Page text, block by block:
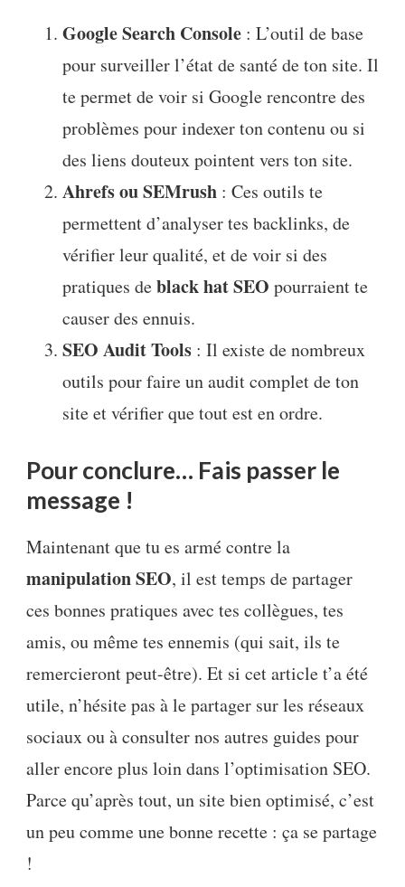
Google Search Console : L’outil de base
pour surveiller l’état de santé de ton site. Il
te permet de voir si Google rencontre des
problèmes pour indexer ton contenu ou si
des liens douteux pointent vers ton site.
Ahrefs ou SEMrush : Ces outils te
permettent d’analyser tes backlinks, de
vérifier leur qualité, et de voir si des
pratiques deblack hat SEO pourraient te
causer des ennuis.
SEO Audit Tools : Il existe de nombreux
outils pour faire un audit complet de ton
site et vérifier que tout est en ordre.
Pour conclure… Fais passer le
message !
Maintenant que tu es armé contre la
manipulation SEO, il est temps de partager
ces bonnes pratiques avec tes collègues, tes
amis, ou même tes ennemis (qui sait, ils te
remercieront peut-être). Et si cet article t’a été
utile, n’hésite pas à le partager sur les réseaux
sociaux ou à consulter nos autres guides pour
aller encore plus loin dans l’optimisation SEO.
Parce qu’après tout, un site bien optimisé, c’est
un peu comme une bonne recette : ça se partage
!